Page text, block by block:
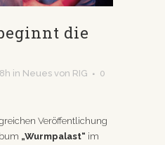
die
in Neues von RIG
0
Veröffentlichung
„Wurmpalast“ im